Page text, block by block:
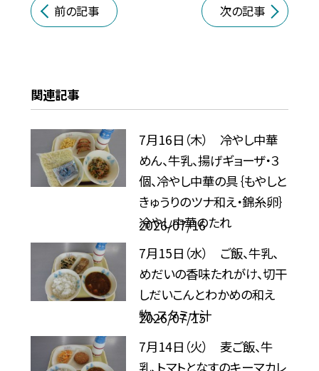
前の記事 次の記事
関連記事
7月16日（木） 冷やし中華
めん、牛乳、揚げギョーザ・３
個、冷やし中華の具｛もやしと
きゅうりのツナ和え・錦糸卵｝
冷やし中華のたれ
2026/07/16
7月15日（水） ご飯、牛乳、
めだいの香味たれがけ、切干
しだいこんとわかめの和え
物、スタミナ汁
2026/07/15
7月14日（火） 麦ご飯、牛
乳、トマトとなすのキーマカレ